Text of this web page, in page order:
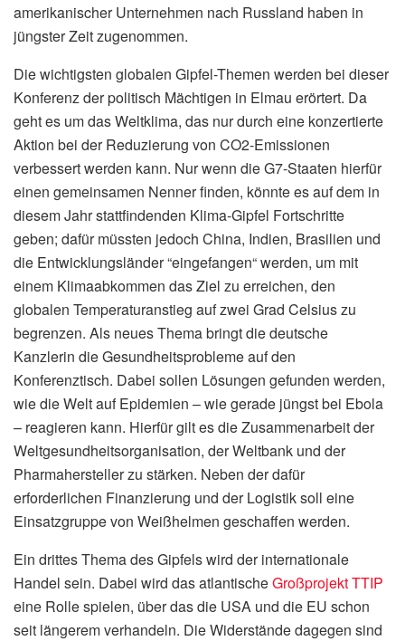
amerikanischer Unternehmen nach Russland haben in
jüngster Zeit zugenommen.
Die wichtigsten globalen Gipfel-Themen werden bei dieser
Konferenz der politisch Mächtigen in Elmau erörtert. Da
geht es um das Weltklima, das nur durch eine konzertierte
Aktion bei der Reduzierung von CO2-Emissionen
verbessert werden kann. Nur wenn die G7-Staaten hierfür
einen gemeinsamen Nenner finden, könnte es auf dem in
diesem Jahr stattfindenden Klima-Gipfel Fortschritte
geben; dafür müssten jedoch China, Indien, Brasilien und
die Entwicklungsländer “eingefangen“ werden, um mit
einem Klimaabkommen das Ziel zu erreichen, den
globalen Temperaturanstieg auf zwei Grad Celsius zu
begrenzen. Als neues Thema bringt die deutsche
Kanzlerin die Gesundheitsprobleme auf den
Konferenztisch. Dabei sollen Lösungen gefunden werden,
wie die Welt auf Epidemien – wie gerade jüngst bei Ebola
– reagieren kann. Hierfür gilt es die Zusammenarbeit der
Weltgesundheitsorganisation, der Weltbank und der
Pharmahersteller zu stärken. Neben der dafür
erforderlichen Finanzierung und der Logistik soll eine
Einsatzgruppe von Weißhelmen geschaffen werden.
Ein drittes Thema des Gipfels wird der internationale
Handel sein. Dabei wird das atlantischeGroßprojekt TTIP
eine Rolle spielen, über das die USA und die EU schon
seit längerem verhandeln. Die Widerstände dagegen sind